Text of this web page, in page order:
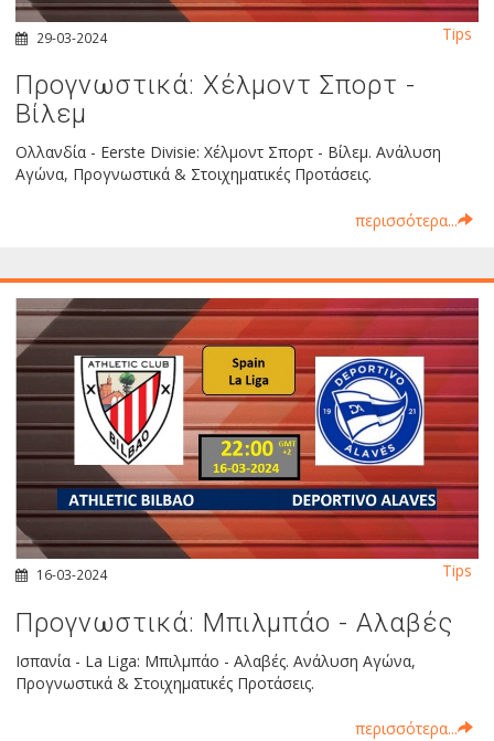
29-03-2024
Προγνωστικά: Χέλμοντ Σπορτ -
Βίλεμ
Ολλανδία - Eerste Divisie: Χέλμοντ Σπορτ - Βίλεμ. Ανάλυση
Αγώνα, Προγνωστικά & Στοιχηματικές Προτάσεις.
περισσότερα...
Tips
16-03-2024
Προγνωστικά: Μπιλμπάο - Αλαβές
Ισπανία - La Liga: Μπιλμπάο - Αλαβές. Ανάλυση Αγώνα,
Προγνωστικά & Στοιχηματικές Προτάσεις.
περισσότερα...
Tips